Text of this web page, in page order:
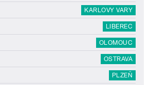
KARLOVY VARY
LIBEREC
OLOMOUC
OSTRAVA
PLZEŇ